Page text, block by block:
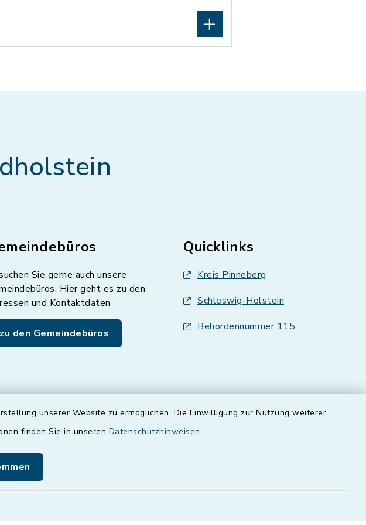
unserer Website zu ermöglichen. Die Einwilligung zur Nutzung weiterer
finden Sie in unseren Datenschutzhinweisen.
Sie gerne auch unsere
Hier geht es zu den
und Kontaktdaten
zu den Gemeindebüros
Quicklinks
Kreis Pinneberg
Schleswig-Holstein
Behördennummer 115